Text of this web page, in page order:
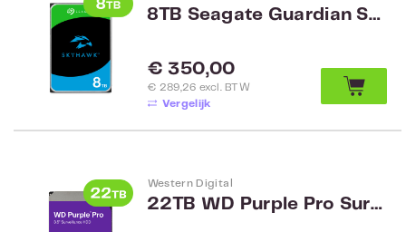
8TB Seagate Guardian SkyHawk Surveillance 3.5 inch ST8000VX010
Normale prijs:
€ 350,00
€ 289,26 excl. BTW
Vergelijk
Western Digital
22TB WD Purple Pro Surveillance WD221PURP